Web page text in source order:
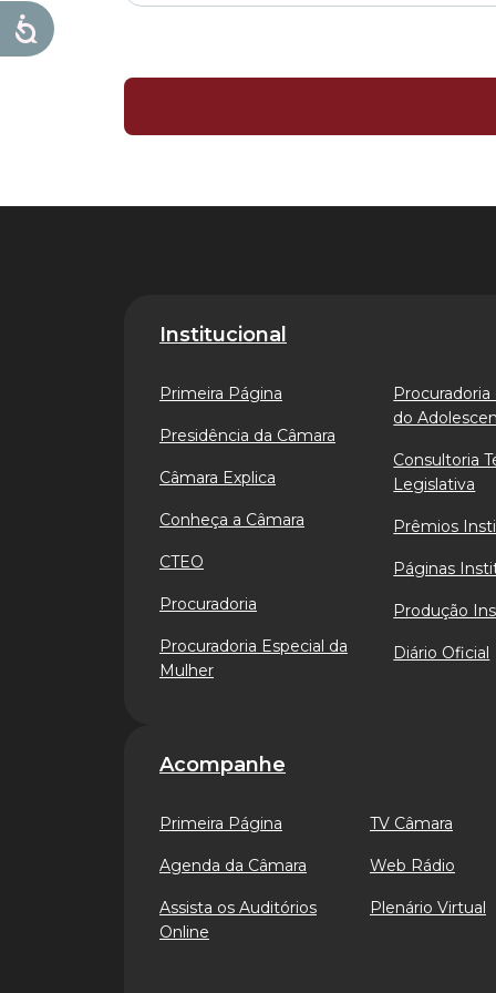
Institucional
Primeira Página
Presidência da Câmara
Câmara Explica
Conheça a Câmara
CTEO
Procuradoria
Procuradoria Especial da
Mulher
Procuradoria
do
Consultoria
Legislativa
Prêmios
Páginas
Produção
Diário Oficial
Acompanhe
Primeira Página
Agenda da Câmara
Assista os Auditórios
Online
TV Câmara
Web Rádio
Plenário Virtual